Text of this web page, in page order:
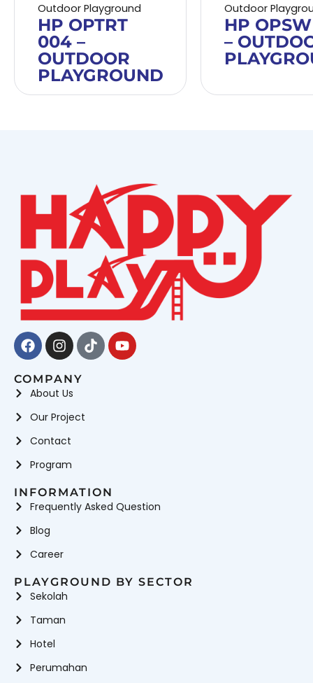
Outdoor Playground
HP OPTRT
004 –
OUTDOOR
PLAYGROUND
Outdoor
HP
–
Facebook
Instagram
TiktokYoutube
COMPANY
About Us
Our Project
Contact
Program
INFORMATION
Frequently Asked Question
Blog
Career
PLAYGROUND BY SECTOR
Sekolah
Taman
Hotel
Perumahan